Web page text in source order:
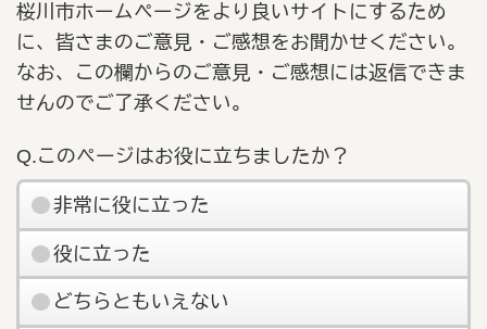
桜川市ホームページをより良いサイトにするため
に、皆さまのご意見・ご感想をお聞かせください。
なお、この欄からのご意見・ご感想には返信できま
せんのでご了承ください。
Q.このページはお役に立ちましたか？
非常に役に立った
役に立った
どちらともいえない